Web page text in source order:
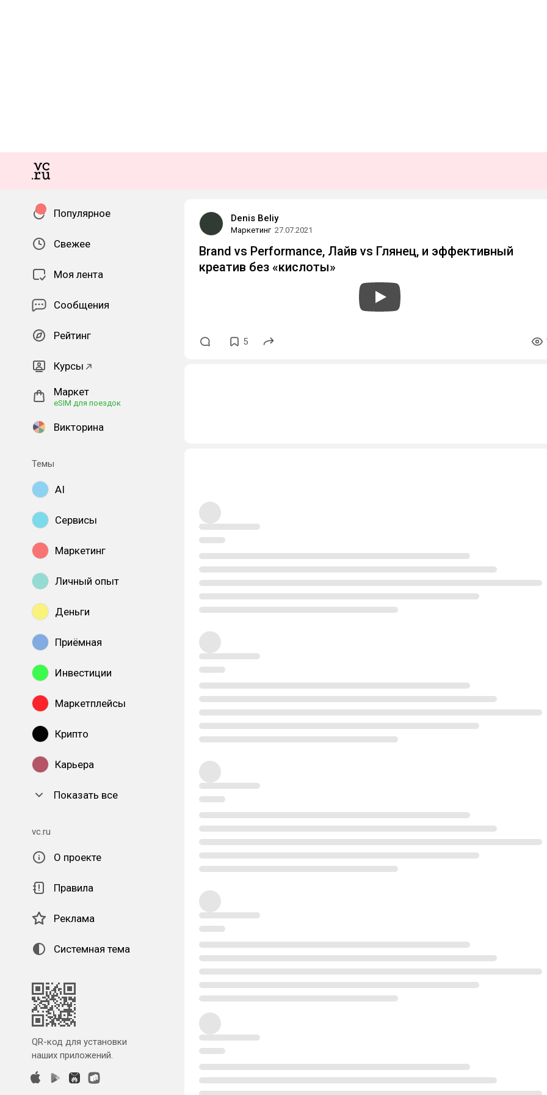
Популярное
Свежее
Моя лента
Сообщения
Рейтинг
Курсы
Маркет
eSIM для поездок
Викторина
Темы
AI
Сервисы
Маркетинг
Личный опыт
Деньги
Приёмная
Инвестиции
Маркетплейсы
Крипто
Карьера
Показать все
vc.ru
О проекте
Правила
Реклама
Системная тема
QR-код для установки
наших приложений.
Denis Beliy
Маркетинг 27.07.2021
Brand vs Performance, Лайв vs Глянец, и эффективный
креатив без «кислоты»
5